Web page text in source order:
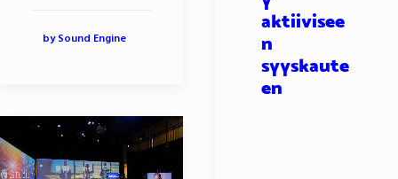
by Sound Engine
aktiivisee
n
syyskaute
en